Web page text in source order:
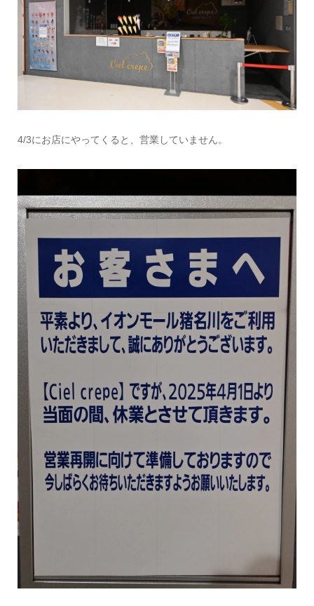
4/3にお店にやってくると、営業していません。